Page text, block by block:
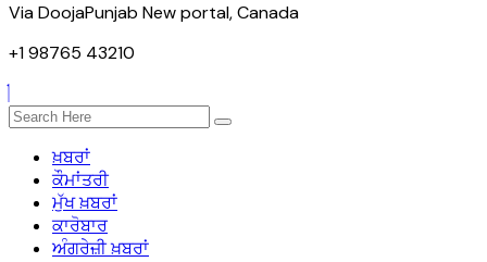
Via DoojaPunjab New portal, Canada
+1 98765 43210
ਖ਼ਬਰਾਂ
ਕੌਮਾਂਤਰੀ
ਮੁੱਖ ਖ਼ਬਰਾਂ
ਕਾਰੋਬਾਰ
ਅੰਗਰੇਜ਼ੀ ਖ਼ਬਰਾਂ